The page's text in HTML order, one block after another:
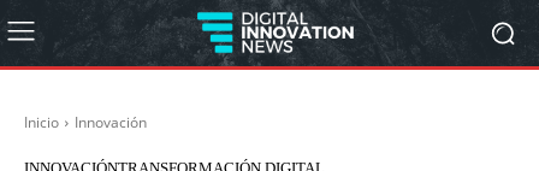
Inicio Innovación